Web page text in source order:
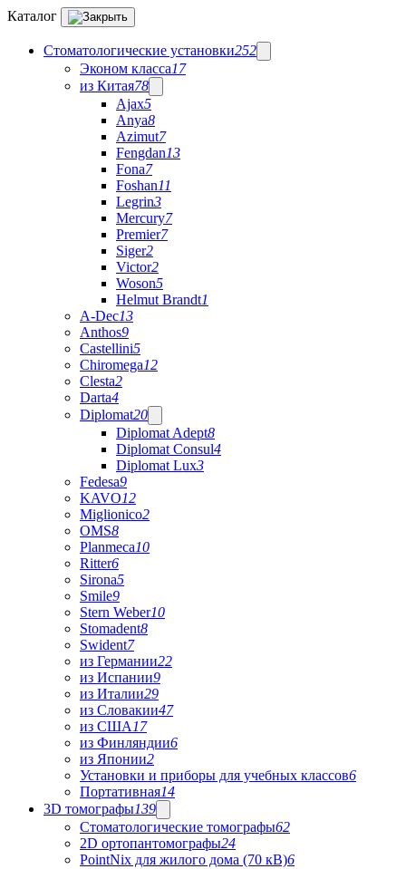
Каталог
Стоматологические установки252
Эконом класса17
из Китая78
Ajax5
Anya8
Azimut7
Fengdan13
Fona7
Foshan11
Legrin3
Mercury7
Premier7
Siger2
Victor2
Woson5
Helmut Brandt1
A-Dec13
Anthos9
Castellini5
Chiromega12
Clesta2
Darta4
Diplomat20
Diplomat Adept8
Diplomat Consul4
Diplomat Lux3
Fedesa9
KAVO12
Miglionico2
OMS8
Planmeca10
Ritter6
Sirona5
Smile9
Stern Weber10
Stomadent8
Swident7
из Германии22
из Испании9
из Италии29
из Словакии47
из США 17
из Финляндии6
из Японии2
Установки и приборы для учебных классов6
Портативная14
3D томографы139
Стоматологические томографы62
2D ортопантомографы24
PointNix для жилого дома (70 кВ)6